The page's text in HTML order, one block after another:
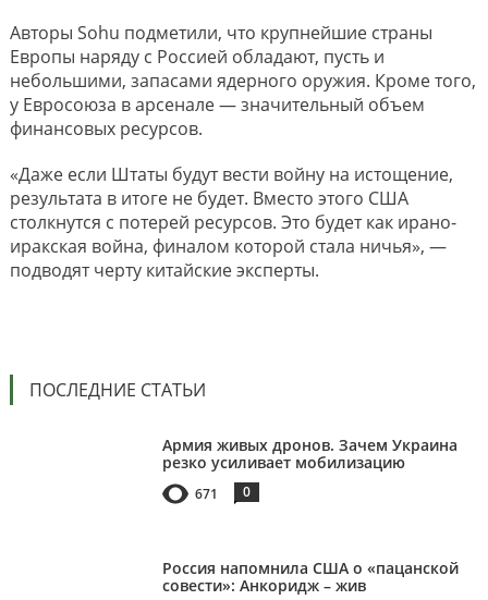
Авторы Sohu подметили, что крупнейшие страны
Европы наряду с Россией обладают, пусть и
небольшими, запасами ядерного оружия. Кроме того,
у Евросоюза в арсенале — значительный объем
финансовых ресурсов.
«Даже если Штаты будут вести войну на истощение,
результата в итоге не будет. Вместо этого США
столкнутся с потерей ресурсов. Это будет как ирано-
иракская война, финалом которой стала ничья», —
подводят черту китайские эксперты.
ПОСЛЕДНИЕ СТАТЬИ
Армия живых дронов. Зачем Украина
резко усиливает мобилизацию
671 0
Россия напомнила США о «пацанской
совести»: Анкоридж – жив